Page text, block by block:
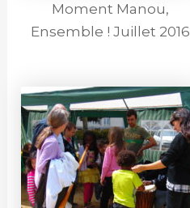
Moment Manou,
Ensemble ! Juillet 2016